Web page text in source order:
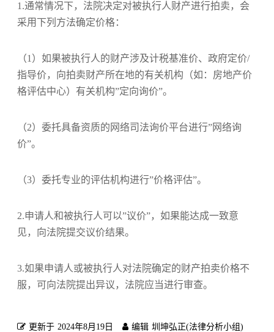
1.通常情况下，法院决定对被执行人财产进行拍卖，会
采用下列方法确定价格：
（1）如果被执行人的财产涉及计税基准价、政府定价/
指导价，向拍卖财产所在地的有关机构（如：房地产价
格评估中心）有关机构”定向询价”。
（2）委托具备资质的网络司法询价平台进行”网络询
价”。
（3）委托专业的评估机构进行”价格评估”。
2.申请人和被执行人可以”议价”，如果能达成一致意
见，向法院提交议价结果。
3.如果申请人或被执行人对法院确定的财产拍卖价格不
服，可向法院提出异议，法院应当进行审查。
更新于 2024年8月19日 编辑 圳坤弘正(法律分析小组)